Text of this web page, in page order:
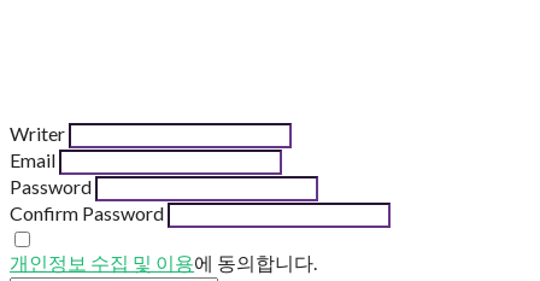
Writer
Email
Password
Confirm Password
개인정보 수집 및 이용에 동의합니다.